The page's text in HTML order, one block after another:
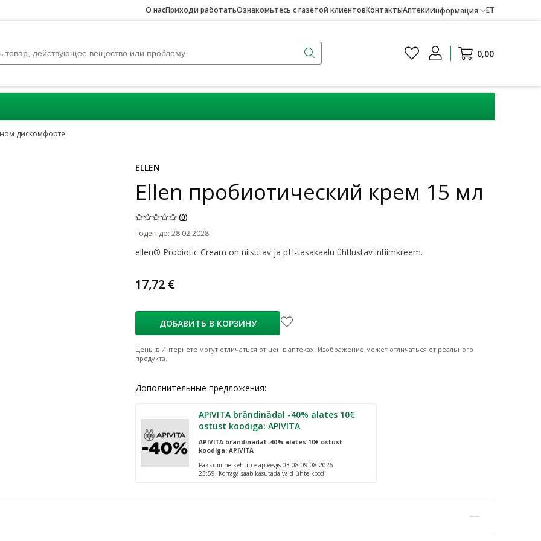
О насПриходи работатьОзнакомьтесь с газетой клиентовКонтактыАптекиИнформация ET
0,00
дискомфорте
ELLEN
Ellen пробиотический крем 15 мл
(0)
Годен до: 28.02.2028
ellen® Probiotic Cream on niisutav ja pH-tasakaalu ühtlustav intiimkreem.
17,72 €
ДОБАВИТЬ В КОРЗИНУ
Цены в Интернете могут отличаться от цен в аптеках. Изображение может отличаться от реального
продукта.
Дополнительные предложения:
APIVITA brändinädal -40% alates 10€
ostust koodiga: APIVITA
APIVITA brändinädal -40% alates 10€ ostust
koodiga: APIVITA
Pakkumine kehtib e-apteegis 03.08-09.08.2026
23:59. Korraga saab kasutada vaid ühte koodi.